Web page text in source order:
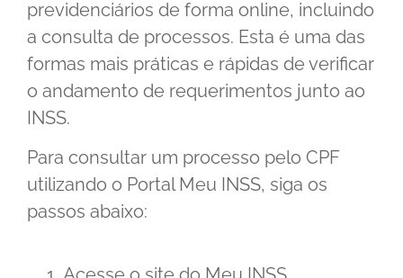
previdenciários de forma online, incluindo
a consulta de processos. Esta é uma das
formas mais práticas e rápidas de verificar
o andamento de requerimentos junto ao
INSS.
Para consultar um processo pelo CPF
utilizando o Portal Meu INSS, siga os
passos abaixo: